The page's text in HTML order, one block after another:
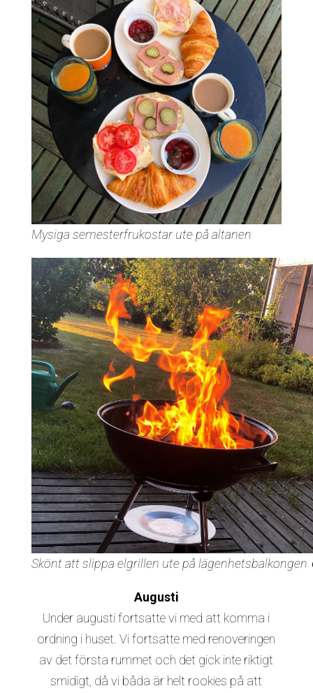
Mysiga semesterfrukostar ute på altanen
Skönt att slippa elgrillen ute på lägenhetsbalkongen
Augusti
Under augusti fortsatte vi med att komma i
ordning i huset. Vi fortsatte med renoveringen
av det första rummet och det gick inte riktigt
smidigt, då vi båda är helt rookies på att